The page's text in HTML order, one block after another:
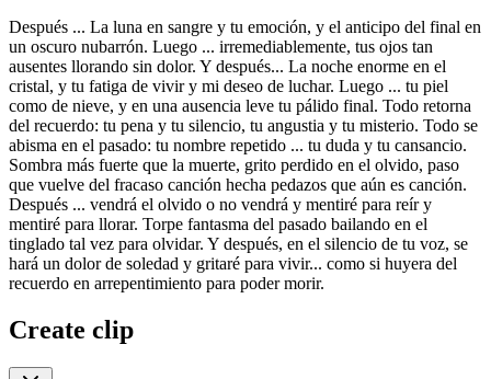
Después ... La luna en sangre y tu emoción, y el anticipo del final en
un oscuro nubarrón. Luego ... irremediablemente, tus ojos tan
ausentes llorando sin dolor. Y después... La noche enorme en el
cristal, y tu fatiga de vivir y mi deseo de luchar. Luego ... tu piel
como de nieve, y en una ausencia leve tu pálido final. Todo retorna
del recuerdo: tu pena y tu silencio, tu angustia y tu misterio. Todo se
abisma en el pasado: tu nombre repetido ... tu duda y tu cansancio.
Sombra más fuerte que la muerte, grito perdido en el olvido, paso
que vuelve del fracaso canción hecha pedazos que aún es canción.
Después ... vendrá el olvido o no vendrá y mentiré para reír y
mentiré para llorar. Torpe fantasma del pasado bailando en el
tinglado tal vez para olvidar. Y después, en el silencio de tu voz, se
hará un dolor de soledad y gritaré para vivir... como si huyera del
recuerdo en arrepentimiento para poder morir.
Create clip